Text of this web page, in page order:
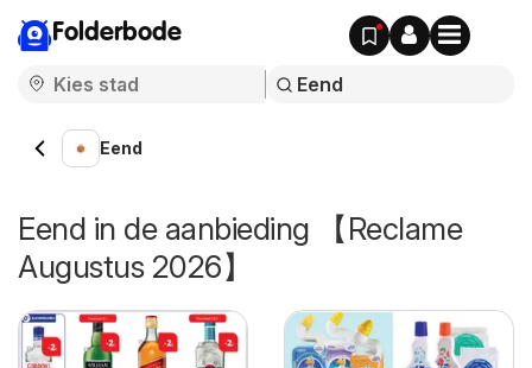
Folderbode
Eend
Eend in de aanbieding 【Reclame
Augustus 2026】